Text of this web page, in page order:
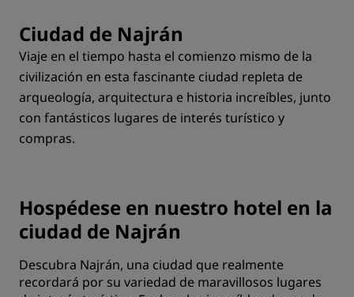
Ciudad de Najrán
Viaje en el tiempo hasta el comienzo mismo de la
civilización en esta fascinante ciudad repleta de
arqueología, arquitectura e historia increíbles, junto
con fantásticos lugares de interés turístico y
compras.
Hospédese en nuestro hotel en la
ciudad de Najrán
Descubra Najrán, una ciudad que realmente
recordará por su variedad de maravillosos lugares